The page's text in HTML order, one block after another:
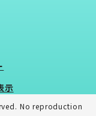
示
No reproduction